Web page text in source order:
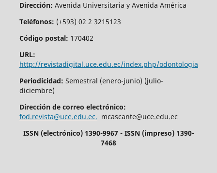
Dirección: Avenida Universitaria y Avenida América
Teléfonos: (+593) 02 2 3215123
Código postal: 170402
URL:
http://revistadigital.uce.edu.ec/index.php/odontologia
Periodicidad: Semestral (enero-junio) (julio-
diciembre)
Dirección de correo electrónico:
fod.revista@uce.edu.ec. mcascante@uce.edu.ec
ISSN (electrónico) 1390-9967 - ISSN (impreso) 1390-
7468